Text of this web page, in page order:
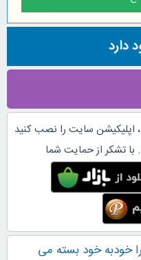
دارد
سایت را نصب کنید
با تشکر از حمایت شما
خودبه خود بسته می